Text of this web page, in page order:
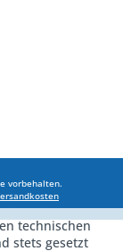
vorbehalten.
technischen
stets gesetzt